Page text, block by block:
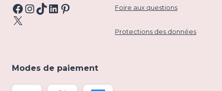
Facebook
Instagram
TikTok
LinkedIn
Pinterest
X
Foire aux questions
Protections des données
Modes de paiement